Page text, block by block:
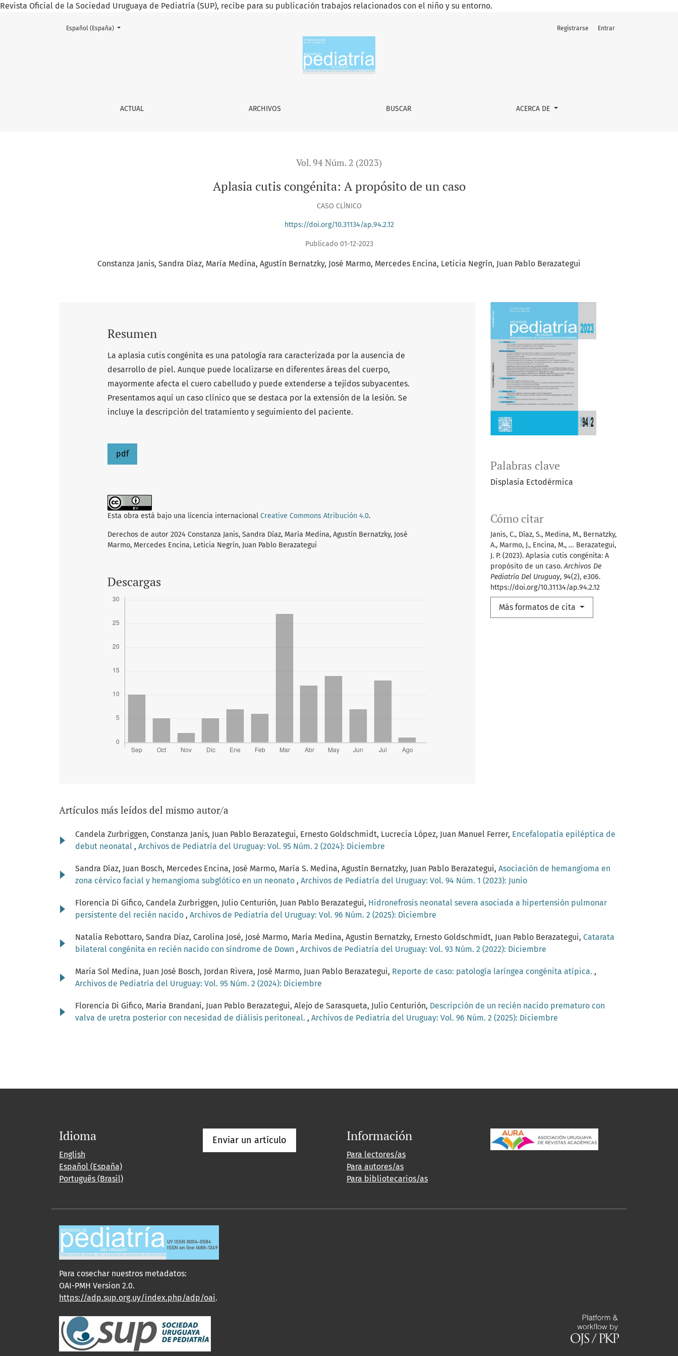
Revista Oficial de la Sociedad Uruguaya de Pediatría (SUP), recibe para su publicación trabajos relacionados con el niño y su entorno.
Aplasia cutis congénita
ACTUAL ARCHIVOS BUSCAR ACERCA DE
Registrarse Entrar
Cambiar el idioma. El actual es:
Español (España)
Vol. 94 Núm. 2 (2023)
Aplasia cutis congénita: A propósito de un caso
CASO CLÍNICO
https://doi.org/10.31134/ap.94.2.12
Publicado 01-12-2023
Constanza Janis Sandra Díaz María Medina Agustín Bernatzky José Marmo Mercedes Encina Leticia Negrín Juan Pablo Berazategui
Palabras clave
Displasia Ectodérmica
Cómo citar
Janis, C., Díaz, S., Medina, M., Bernatzky,
A., Marmo, J., Encina, M., … Berazategui,
J. P. (2023). Aplasia cutis congénita: A
propósito de un caso.Archivos De
Pediatría Del Uruguay, 94(2), e306.
https://doi.org/10.31134/ap.94.2.12
Más formatos de cita
Resumen
La aplasia cutis congénita es una patología rara caracterizada por la ausencia de
desarrollo de piel. Aunque puede localizarse en diferentes áreas del cuerpo,
mayormente afecta el cuero cabelludo y puede extenderse a tejidos subyacentes.
Presentamos aquí un caso clínico que se destaca por la extensión de la lesión. Se
incluye la descripción del tratamiento y seguimiento del paciente.
pdf
Esta obra está bajo una licencia internacional Creative Commons Atribución 4.0.
Derechos de autor 2024 Constanza Janis, Sandra Díaz, María Medina, Agustín Bernatzky, José
Marmo, Mercedes Encina, Leticia Negrín, Juan Pablo Berazategui
Descargas
Artículos más leídos del mismo autor/a
Candela Zurbriggen, Constanza Janis, Juan Pablo Berazategui, Ernesto Goldschmidt, Lucrecia López, Juan Manuel Ferrer, Encefalopatía epiléptica de
debut neonatal , Archivos de Pediatría del Uruguay: Vol. 95 Núm. 2 (2024): Diciembre
Sandra Díaz, Juan Bosch, Mercedes Encina, José Marmo, María S. Medina, Agustín Bernatzky, Juan Pablo Berazategui, Asociación de hemangioma en
zona cérvico facial y hemangioma subglótico en un neonato , Archivos de Pediatría del Uruguay: Vol. 94 Núm. 1 (2023): Junio
Florencia Di Gifico, Candela Zurbriggen, Julio Centurión, Juan Pablo Berazategui, Hidronefrosis neonatal severa asociada a hipertensión pulmonar
persistente del recién nacido , Archivos de Pediatría del Uruguay: Vol. 96 Núm. 2 (2025): Diciembre
Natalia Rebottaro, Sandra Díaz, Carolina José, José Marmo, María Medina, Agustin Bernatzky, Ernesto Goldschmidt, Juan Pablo Berazategui, Catarata
bilateral congénita en recién nacido con síndrome de Down , Archivos de Pediatría del Uruguay: Vol. 93 Núm. 2 (2022): Diciembre
Maria Sol Medina, Juan José Bosch, Jordan Rivera, José Marmo, Juan Pablo Berazategui, Reporte de caso: patología laríngea congénita atípica. ,
Archivos de Pediatría del Uruguay: Vol. 95 Núm. 2 (2024): Diciembre
Florencia Di Gifico, Maria Brandani, Juan Pablo Berazategui, Alejo de Sarasqueta, Julio Centurión, Descripción de un recién nacido prematuro con
valva de uretra posterior con necesidad de diálisis peritoneal. , Archivos de Pediatría del Uruguay: Vol. 96 Núm. 2 (2025): Diciembre
Idioma
English
Español (España)
Português (Brasil)
Enviar un artículo Información
Para lectores/as
Para autores/as
Para bibliotecarios/as
Para cosechar nuestros metadatos:
OAI-PMH Version 2.0.
https://adp.sup.org.uy/index.php/adp/oai.